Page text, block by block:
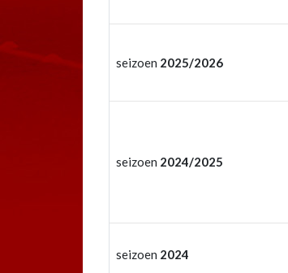
seizoen 2025/2026
seizoen 2024/2025
seizoen 2024